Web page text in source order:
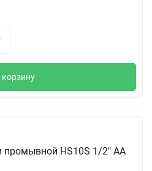
корзину
промывной HS10S 1/2" АА